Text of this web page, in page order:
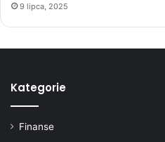
9 lipca, 2025
Kategorie
Finanse